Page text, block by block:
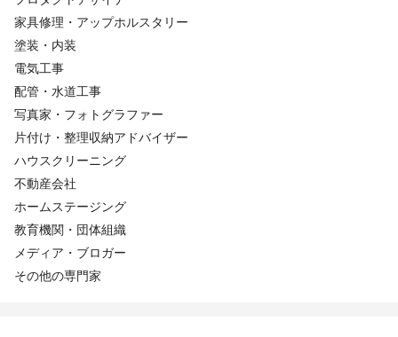
家具修理・アップホルスタリー
塗装・内装
電気工事
配管・水道工事
写真家・フォトグラファー
片付け・整理収納アドバイザー
ハウスクリーニング
不動産会社
ホームステージング
教育機関・団体組織
メディア・ブロガー
その他の専門家